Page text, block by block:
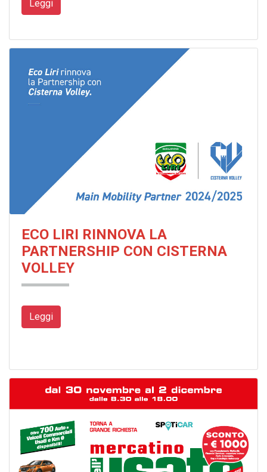
Leggi
ECO LIRI RINNOVA LA
PARTNERSHIP CON CISTERNA
VOLLEY
Leggi